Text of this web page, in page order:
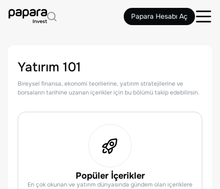
Papara Hesabı Aç
Yatırım 101
Bireysel finansa, ekonomi teorilerine, yatırım stratejilerine ve
borsaların tarihine uzanan içerikler için bu bölümü takip edebilirsin.
Popüler İçerikler
En çok okunan ve yatırım dünyasında gündem olan içeriklere